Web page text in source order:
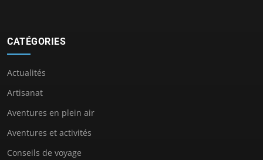
CATÉGORIES
Actualités
Artisanat
Aventures en plein air
Aventures et activités
Conseils de voyage